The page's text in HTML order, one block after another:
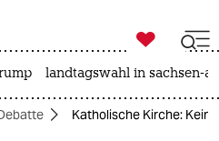
ich

taz zahl ich
landtagswahl in sachsen-
Katholische Kirche: